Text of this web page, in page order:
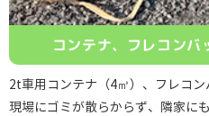
コンテナ、フレコンバ
2t車用コンテナ（4㎥）、フレコン
現場にゴミが散らからず、隣家に